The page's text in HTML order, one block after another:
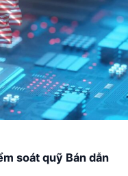
soát quỹ Bán dẫn